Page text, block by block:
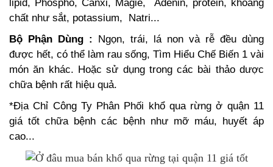
lipid, Phospho, Canxi, Magie, Adenin, protein, khoáng
chất như sắt, potassium, Natri...
Bộ Phận Dùng :
Ngọn, trái, lá non và rễ đều dùng
được hết, có thể làm rau sống, Tìm Hiểu Chế Biến 1 vài
món ăn khác. Hoặc sử dụng trong các bài thảo dược
chữa bệnh rất hiệu quả.
*Địa Chỉ Công Ty Phân Phối khổ qua rừng ở quận 11
giá tốt chữa bệnh các bệnh như mỡ máu, huyết áp
cao...